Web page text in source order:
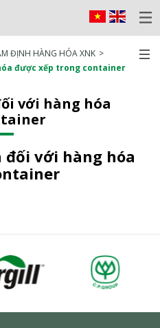
ĐỊNH HÀNG HÓA XNK
được xếp trong container
với hàng hóa
đối với hàng hóa